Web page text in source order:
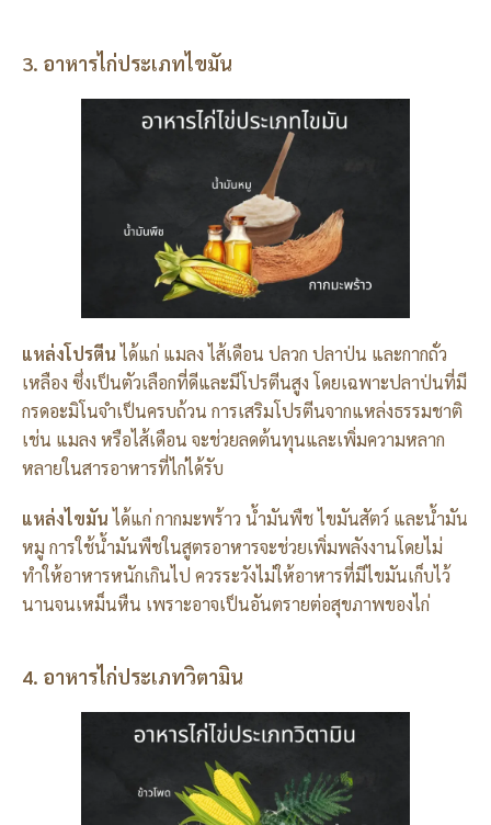
3. อาหารไก่ประเภทไขมัน
แหล่งโปรตีนได้แก่ แมลง ไส้เดือน ปลวก ปลาป่น และกากถั่ว
เหลือง ซึ่งเป็นตัวเลือกที่ดีและมีโปรตีนสูง โดยเฉพาะปลาป่นที่มี
กรดอะมิโนจำเป็นครบถ้วน การเสริมโปรตีนจากแหล่งธรรมชาติ
เช่น แมลง หรือไส้เดือน จะช่วยลดต้นทุนและเพิ่มความหลาก
หลายในสารอาหารที่ไก่ได้รับ
แหล่งไขมันได้แก่ กากมะพร้าว น้ำมันพืช ไขมันสัตว์ และน้ำมัน
หมู การใช้น้ำมันพืชในสูตรอาหารจะช่วยเพิ่มพลังงานโดยไม่
ทำให้อาหารหนักเกินไป ควรระวังไม่ให้อาหารที่มีไขมันเก็บไว้
นานจนเหม็นหืน เพราะอาจเป็นอันตรายต่อสุขภาพของไก่
4. อาหารไก่ประเภทวิตามิน